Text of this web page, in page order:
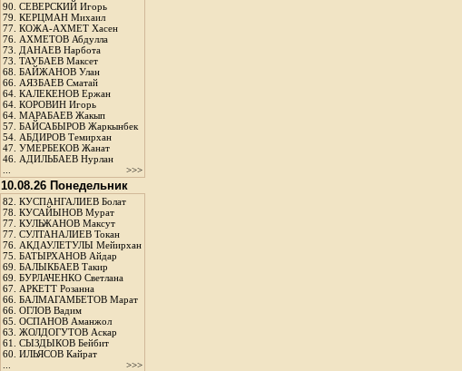
90. СЕВЕРСКИЙ Игорь
79. КЕРЦМАН Михаил
77. КОЖА-АХМЕТ Хасен
76. АХМЕТОВ Абдулла
73. ДАНАЕВ Нарбота
73. ТАУБАЕВ Максет
68. БАЙЖАНОВ Улан
66. АЯЗБАЕВ Сматай
64. КАЛЕКЕНОВ Ержан
64. КОРОВИН Игорь
64. МАРАБАЕВ Жакып
57. БАЙСАБЫРОВ Жаркынбек
54. АБДИРОВ Темирхан
47. УМЕРБЕКОВ Жанат
46. АДИЛЬБАЕВ Нурлан
>>>
10.08.26 Понедельник
82. КУСПАНГАЛИЕВ Болат
78. КУСАЙЫНОВ Мурат
77. КУЛЬЖАНОВ Максут
77. СУЛТАНАЛИЕВ Токан
76. АКДАУЛЕТУЛЫ Мейирхан
75. БАТЫРХАНОВ Айдар
69. БАЛЫКБАЕВ Такир
69. БУРЛАЧЕНКО Светлана
67. АРКЕТТ Розанна
66. БАЛМАГАМБЕТОВ Марат
66. ОГЛОВ Вадим
65. ОСПАНОВ Аманжол
63. ЖОЛДОГУТОВ Аскар
61. СЫЗДЫКОВ Бейбит
60. ИЛЬЯСОВ Кайрат
>>>